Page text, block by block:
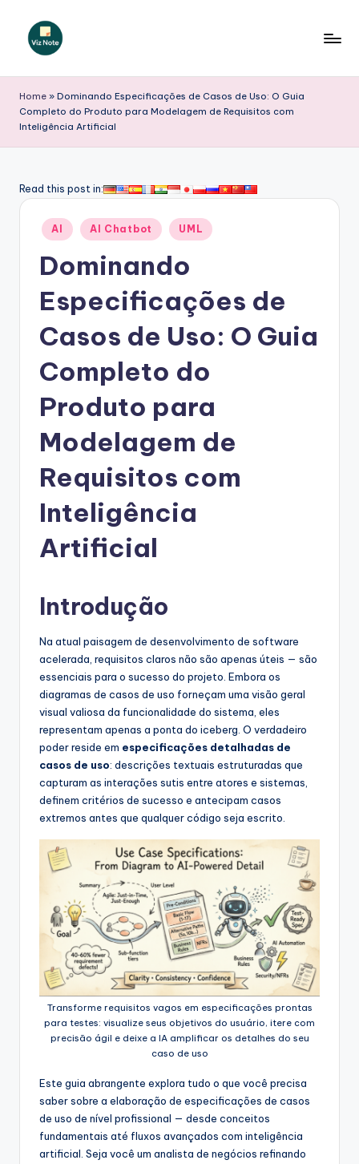
iz
N
o
e
A
&
S
o
Home » Dominando Especificações de Casos de Uso: O Guia
Completo do Produto para Modelagem de Requisitos com
Inteligência Artificial
Read this post in:
Posted
in
AI AI Chatbot UML
Dominando
Especificações de
Casos de Uso: O Guia
Completo do
Produto para
Modelagem de
Requisitos com
Inteligência
Artificial
Introdução
Na atual paisagem de desenvolvimento de software
acelerada, requisitos claros não são apenas úteis — são
essenciais para o sucesso do projeto. Embora os
diagramas de casos de uso forneçam uma visão geral
visual valiosa da funcionalidade do sistema, eles
representam apenas a ponta do iceberg. O verdadeiro
poder reside em especificações detalhadas de
casos de uso: descrições textuais estruturadas que
capturam as interações sutis entre atores e sistemas,
definem critérios de sucesso e antecipam casos
extremos antes que qualquer código seja escrito.
Transforme requisitos vagos em especificações prontas
para testes: visualize seus objetivos do usuário, itere com
precisão ágil e deixe a IA amplificar os detalhes do seu
caso de uso
Este guia abrangente explora tudo o que você precisa
saber sobre a elaboração de especificações de casos
de uso de nível profissional — desde conceitos
fundamentais até fluxos avançados com inteligência
artificial. Seja você um analista de negócios refinando